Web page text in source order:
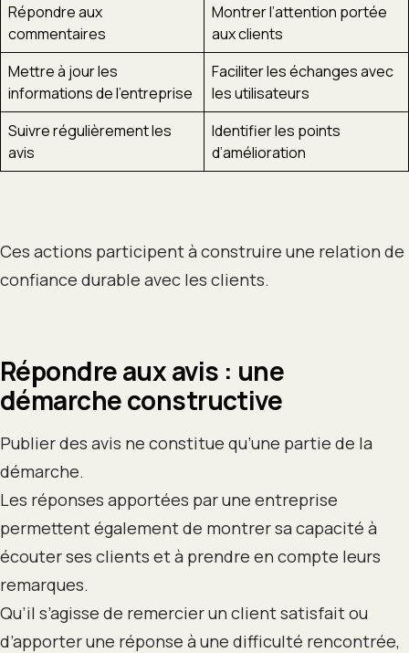
Répondre aux
commentaires
Montrer l’attention portée
aux clients
Mettre à jour les
informations de l’entreprise
Faciliter les échanges avec
les utilisateurs
Suivre régulièrement les
avis
Identifier les points
d’amélioration
Ces actions participent à construire une relation de
confiance durable avec les clients.
Répondre aux avis : une
démarche constructive
Publier des avis ne constitue qu’une partie de la
démarche.
Les réponses apportées par une entreprise
permettent également de montrer sa capacité à
écouter ses clients et à prendre en compte leurs
remarques.
Qu’il s’agisse de remercier un client satisfait ou
d’apporter une réponse à une difficulté rencontrée,